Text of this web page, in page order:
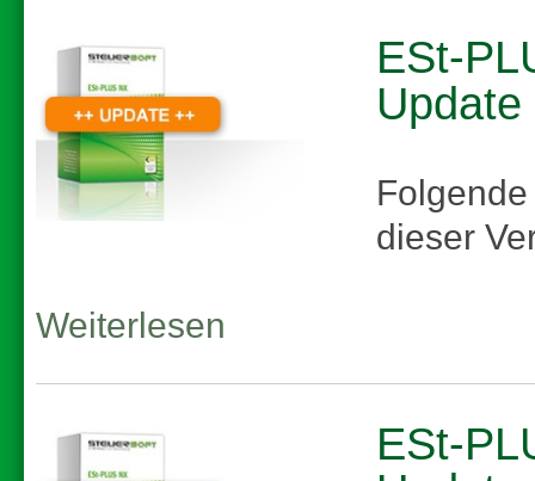
ESt-
dieser
Weiterlesen
ESt-